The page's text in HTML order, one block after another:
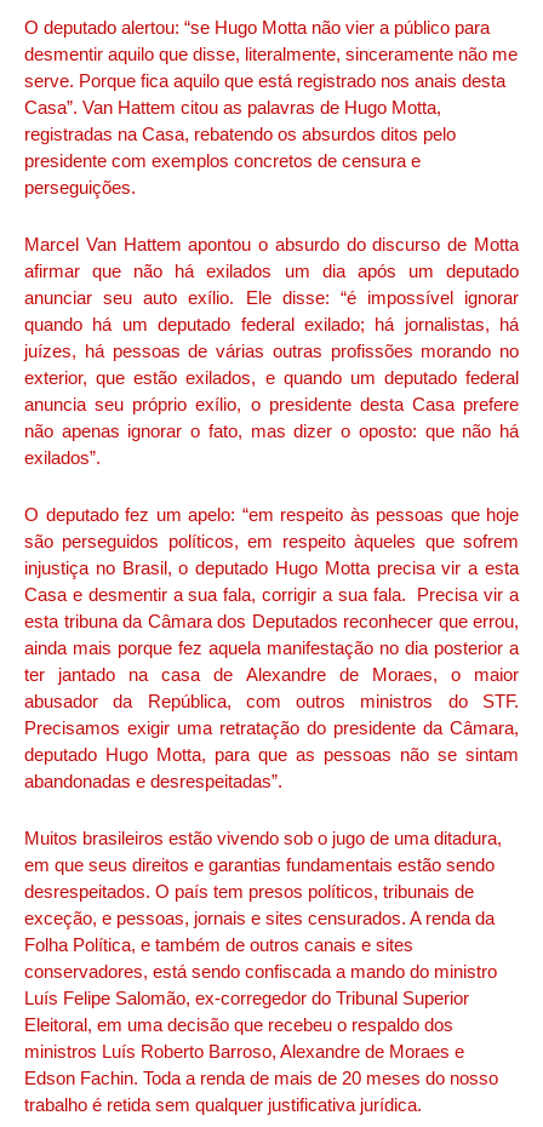
O deputado alertou: “se Hugo Motta não vier a público para
desmentir aquilo que disse, literalmente, sinceramente não me
serve. Porque fica aquilo que está registrado nos anais desta
Casa”. Van Hattem citou as palavras de Hugo Motta,
registradas na Casa, rebatendo os absurdos ditos pelo
presidente com exemplos concretos de censura e
perseguições.
Marcel Van Hattem apontou o absurdo do discurso de Motta
afirmar que não há exilados um dia após um deputado
anunciar seu auto exílio. Ele disse: “é impossível ignorar
quando há um deputado federal exilado; há jornalistas, há
juízes, há pessoas de várias outras profissões morando no
exterior, que estão exilados, e quando um deputado federal
anuncia seu próprio exílio, o presidente desta Casa prefere
não apenas ignorar o fato, mas dizer o oposto: que não há
exilados”.
O deputado fez um apelo: “em respeito às pessoas que hoje
são perseguidos políticos, em respeito àqueles que sofrem
injustiça no Brasil, o deputado Hugo Motta precisa vir a esta
Casa e desmentir a sua fala, corrigir a sua fala. Precisa vir a
esta tribuna da Câmara dos Deputados reconhecer que errou,
ainda mais porque fez aquela manifestação no dia posterior a
ter jantado na casa de Alexandre de Moraes, o maior
abusador da República, com outros ministros do STF.
Precisamos exigir uma retratação do presidente da Câmara,
deputado Hugo Motta, para que as pessoas não se sintam
abandonadas e desrespeitadas”.
Muitos brasileiros estão vivendo sob o jugo de uma ditadura,
em que seus direitos e garantias fundamentais estão sendo
desrespeitados. O país tem presos políticos, tribunais de
exceção, e pessoas, jornais e sites censurados. A renda da
Folha Política, e também de outros canais e sites
conservadores, está sendo confiscada a mando do ministro
Luís Felipe Salomão, ex-corregedor do Tribunal Superior
Eleitoral, em uma decisão que recebeu o respaldo dos
ministros Luís Roberto Barroso, Alexandre de Moraes e
Edson Fachin. Toda a renda de mais de 20 meses do nosso
trabalho é retida sem qualquer justificativa jurídica.